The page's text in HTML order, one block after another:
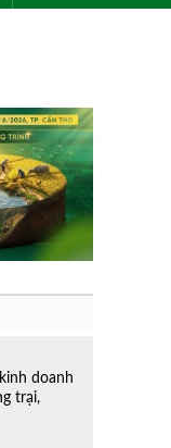
doanh
trại,